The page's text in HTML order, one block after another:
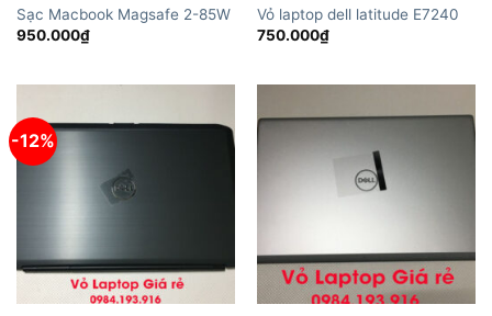
Sạc Macbook Magsafe 2-85W
950.000₫
Vỏ laptop dell latitude E7240
750.000₫
-12%